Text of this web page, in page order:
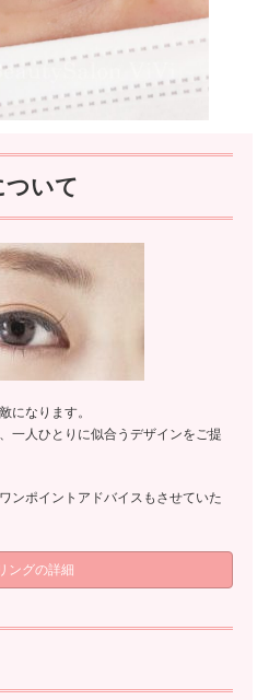
いて
になります。
一人ひとりに似合うデザインをご提
ンポイントアドバイスもさせていた
ングの詳細